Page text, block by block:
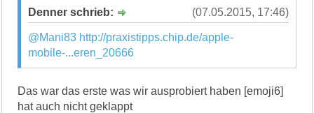
(07.05.2015, 17:46)
Denner schrieb:
@Mani83 http://praxistipps.chip.de/apple-
mobile-...eren_20666
Das war das erste was wir ausprobiert haben [emoji6]
hat auch nicht geklappt